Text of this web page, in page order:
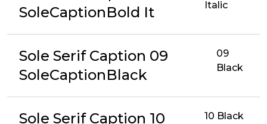
SoleCaptionBold It
Italic
Sole Serif Caption 09
SoleCaptionBlack
09
Black
Sole Serif Caption 10 10 Black